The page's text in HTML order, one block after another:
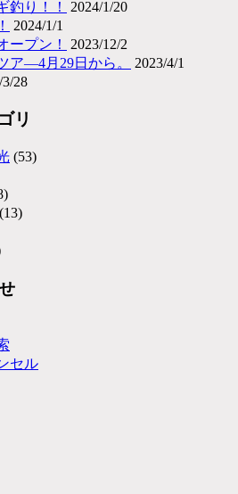
釣り！！
2024/1/20
2024/1/1
ープン！
2023/12/2
ア―4月29日から。
2023/4/1
3/28
リ
(53)
(13)
セル